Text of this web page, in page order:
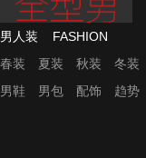
男人装 FASHION
春装
夏装 秋装
冬装
男鞋
男包 配饰 趋势